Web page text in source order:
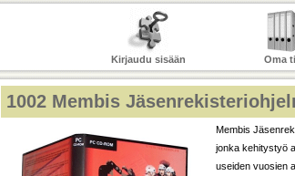
Kirjaudu sisään Oma
1002 Membis
Membis
jonka kehitystyö
useiden vuosien